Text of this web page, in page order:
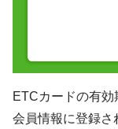
ETCカードの有
会員情報に登録さ